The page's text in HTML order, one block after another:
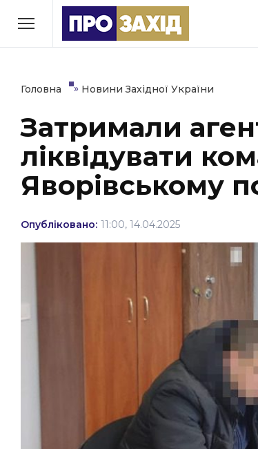
РУБРИКИ
Економіка Здоров’я
Політика Соціум
Втрачений Ужгород
(відеоверсія)
ЗАКАРПАТСЬКІ НОВИНИ
НОВИНИ ЗАХІДНОЇ
Головна » Новини Західної України
Затримали
ліквідувати
Яворівському
Опубліковано: 11:00, 14.04.2025